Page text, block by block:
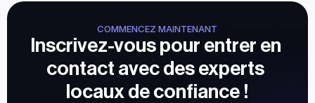
COMMENCEZ MAINTENANT
Inscrivez-vous pour entrer en
contact avec des experts
locaux de confiance !